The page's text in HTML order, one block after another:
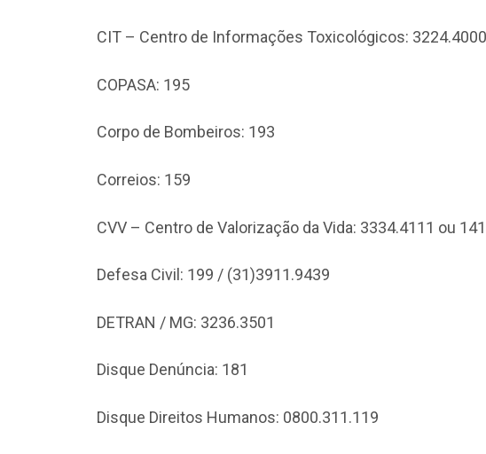
CIT – Centro de Informações Toxicológicos: 3224.4000
COPASA: 195
Corpo de Bombeiros: 193
Correios: 159
CVV – Centro de Valorização da Vida: 3334.4111 ou 141
Defesa Civil: 199 / (31)3911.9439
DETRAN / MG: 3236.3501
Disque Denúncia: 181
Disque Direitos Humanos: 0800.311.119